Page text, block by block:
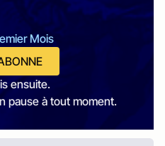
Mois
ensuite.
pause à tout moment.